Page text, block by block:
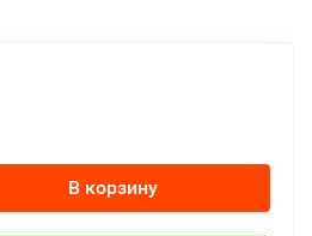
В корзину